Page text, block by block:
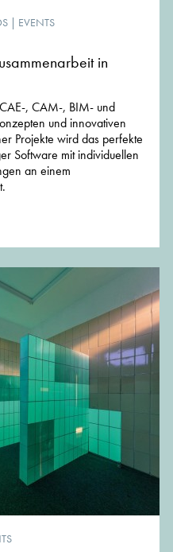
| EVENTS
in
, CAM-, BIM- und
und innovativen
Projekte wird das perfekte
Software mit individuellen
an einem